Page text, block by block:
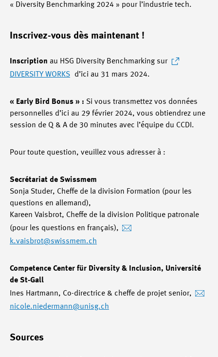
« Diversity Benchmarking 2024 » pour l’industrie tech.
Inscrivez-vous dès maintenant !
Inscription au HSG Diversity Benchmarking sur
DIVERSITY WORKS
d’ici au 31 mars 2024.
« Early Bird Bonus » : Si vous transmettez vos données
personnelles d’ici au 29 février 2024, vous obtiendrez une
session de Q & A de 30 minutes avec l’équipe du CCDI.
Pour toute question, veuillez vous adresser à :
Secrétariat de Swissmem
Sonja Studer, Cheffe de la division Formation (pour les
questions en allemand),
Kareen Vaisbrot, Cheffe de la division Politique patronale
(pour les questions en français),
k.vaisbrot@swissmem.ch
Competence Center für Diversity & Inclusion, Université
de St-Gall
Ines Hartmann, Co-directrice & cheffe de projet senior,
nicole.niedermann@unisg.ch
Sources